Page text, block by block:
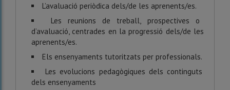
L’avaluació periòdica dels/de les aprenents/es.
Les reunions de treball, prospectives o
d’avaluació, centrades en la progressió dels/de les
aprenents/es.
Els ensenyaments tutoritzats per professionals.
Les evolucions pedagògiques dels continguts
dels ensenyaments